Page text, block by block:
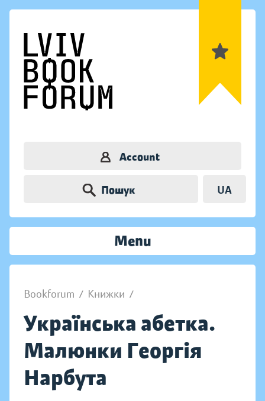
Account
Пошук UA
Menu
Bookforum / Книжки /
Українська абетка.
Малюнки Георгія
Нарбута